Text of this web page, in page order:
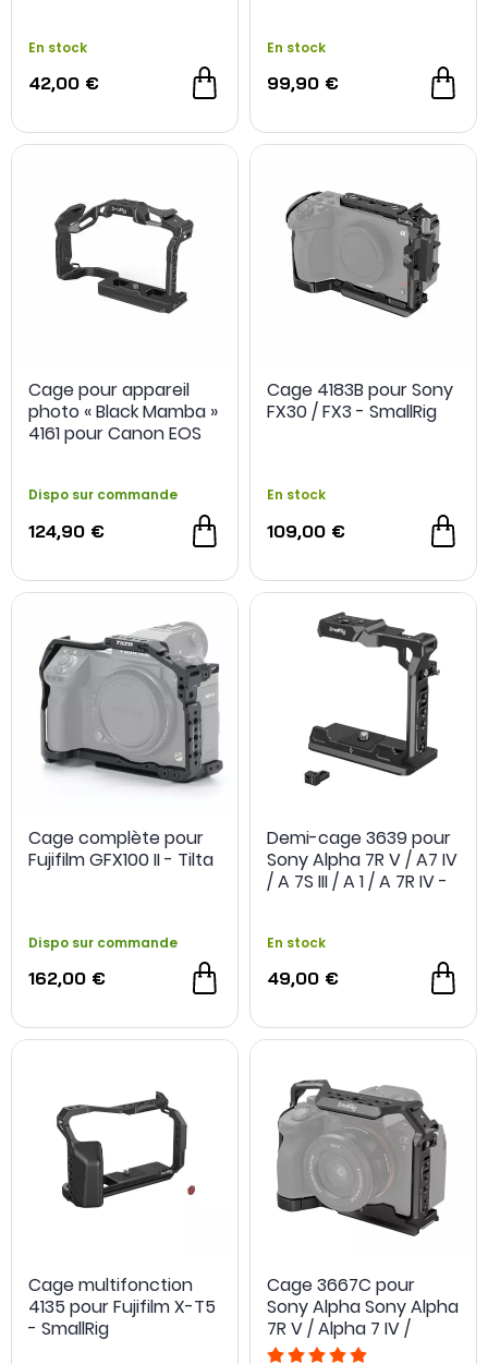
En stock
42,00 €
En stock
99,90 €
Cage pour appareil
photo « Black Mamba »
4161 pour Canon EOS
Dispo sur commande
124,90 €
Cage 4183B pour Sony
FX30 / FX3 - SmallRig
En stock
109,00 €
Cage complète pour
Fujifilm GFX100 II - Tilta
Dispo sur commande
162,00 €
Demi-cage 3639 pour
Sony Alpha 7R V / A7 IV
/ A 7S III / A 1 / A 7R IV -
En stock
49,00 €
Cage multifonction
4135 pour Fujifilm X-T5
- SmallRig
Cage 3667C pour
Sony Alpha Sony Alpha
7R V / Alpha 7 IV /
Alpha 7S III / Alpha 1 /